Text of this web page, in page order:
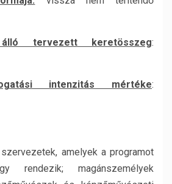
álló tervezett keretösszeg:
intenzitás mértéke:
amelyek a programot
rendezik; magánszemélyek